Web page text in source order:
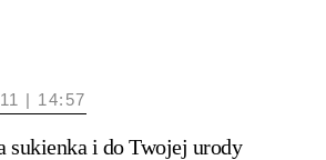
| 14:57
sukienka i do Twojej urody